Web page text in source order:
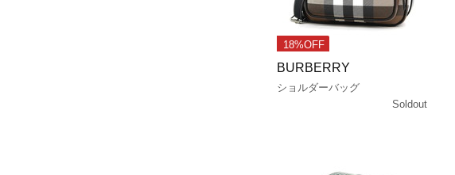
18%OFF
BURBERRY
ショルダーバッグ
Soldout